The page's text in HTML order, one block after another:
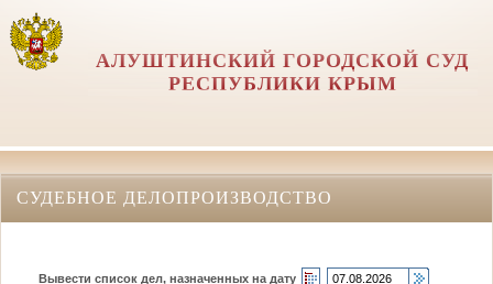
АЛУШТИНСКИЙ ГОРОДСКОЙ СУД
РЕСПУБЛИКИ КРЫМ
СУДЕБНОЕ ДЕЛОПРОИЗВОДСТВО
Вывести список дел, назначенных на дату